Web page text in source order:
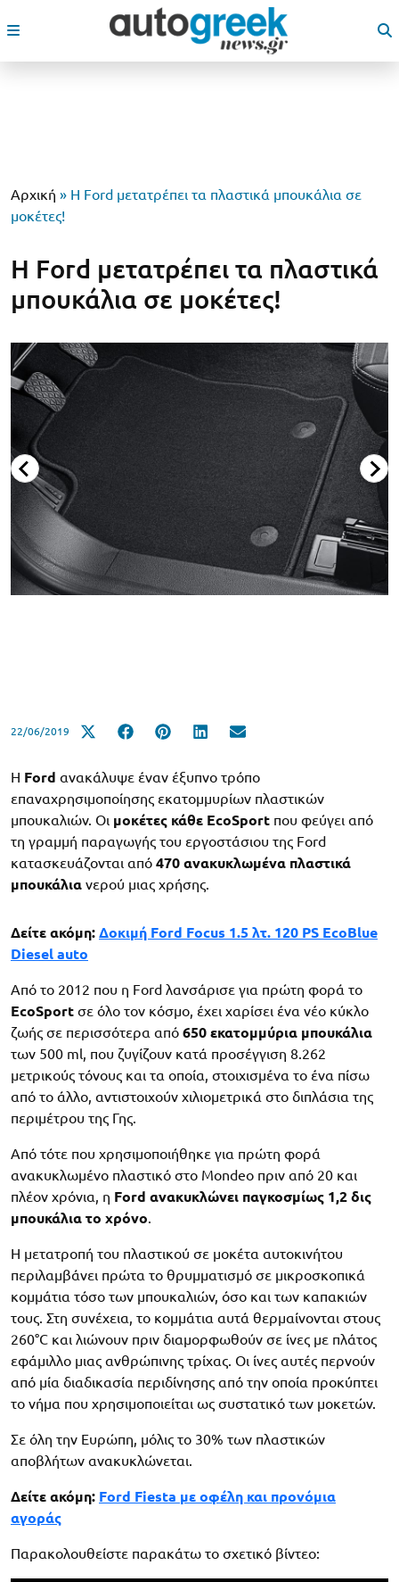
Αρχική » Η Ford μετατρέπει τα πλαστικά μπουκάλια σε
μοκέτες!
Η Ford μετατρέπει τα πλαστικά
μπουκάλια σε μοκέτες!
22/06/2019
Η Ford ανακάλυψε έναν έξυπνο τρόπο
επαναχρησιμοποίησης εκατομμυρίων πλαστικών
μπουκαλιών. Οι μοκέτες κάθε EcoSport που φεύγει από
τη γραμμή παραγωγής του εργοστάσιου της Ford
κατασκευάζονται από 470 ανακυκλωμένα πλαστικά
μπουκάλια νερού μιας χρήσης.
Δείτε ακόμη: Δοκιμή Ford Focus 1.5 λτ. 120 PS EcoBlue
Diesel auto
Από το 2012 που η Ford λανσάρισε για πρώτη φορά το
EcoSport σε όλο τον κόσμο, έχει χαρίσει ένα νέο κύκλο
ζωής σε περισσότερα από 650 εκατομμύρια μπουκάλια
των 500 ml, που ζυγίζουν κατά προσέγγιση 8.262
μετρικούς τόνους και τα οποία, στοιχισμένα το ένα πίσω
από το άλλο, αντιστοιχούν χιλιομετρικά στο διπλάσια της
περιμέτρου της Γης.
Από τότε που χρησιμοποιήθηκε για πρώτη φορά
ανακυκλωμένο πλαστικό στο Mondeo πριν από 20 και
πλέον χρόνια, η Ford ανακυκλώνει παγκοσμίως 1,2 δις
μπουκάλια το χρόνο.
Η μετατροπή του πλαστικού σε μοκέτα αυτοκινήτου
περιλαμβάνει πρώτα το θρυμματισμό σε μικροσκοπικά
κομμάτια τόσο των μπουκαλιών, όσο και των καπακιών
τους. Στη συνέχεια, το κομμάτια αυτά θερμαίνονται στους
260°C και λιώνουν πριν διαμορφωθούν σε ίνες με πλάτος
εφάμιλλο μιας ανθρώπινης τρίχας. Οι ίνες αυτές περνούν
από μία διαδικασία περιδίνησης από την οποία προκύπτει
το νήμα που χρησιμοποιείται ως συστατικό των μοκετών.
Σε όλη την Ευρώπη, μόλις το 30% των πλαστικών
αποβλήτων ανακυκλώνεται.
Δείτε ακόμη: Ford Fiesta με οφέλη και προνόμια
αγοράς
Παρακολουθείστε παρακάτω το σχετικό βίντεο: